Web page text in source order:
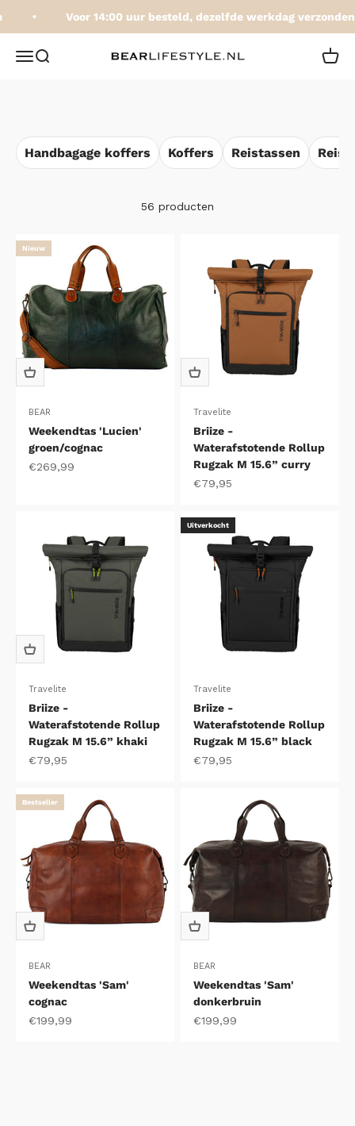
Voor 14:00 uur besteld, dezelfde werkdag verzonden
Navigatiemenu openen
Zoeken openenBEARLifestyle.nl
Handbagage koffers Koffers Reistassen
56 producten
Nieuw
BEAR
Weekendtas 'Lucien'
groen/cognac
Aanbiedingsprijs
€269,99
Travelite
Briize -
Waterafstotende Rollup
Rugzak M 15.6” curry
Aanbiedingsprijs
€79,95
Travelite
Briize -
Waterafstotende Rollup
Rugzak M 15.6” khaki
Aanbiedingsprijs
€79,95
Uitverkocht
Travelite
Briize -
Waterafstotende Rollup
Rugzak M 15.6” black
Aanbiedingsprijs
€79,95
Bestseller
BEAR
Weekendtas 'Sam'
cognac
Aanbiedingsprijs
€199,99
BEAR
Weekendtas 'Sam'
donkerbruin
Aanbiedingsprijs
€199,99